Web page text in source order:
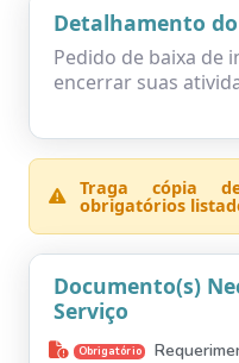
Detalhamento
Pedido de baixa de
encerrar suas
Traga cópia
obrigatórios
Documento(s)
Serviço
Obrigatório